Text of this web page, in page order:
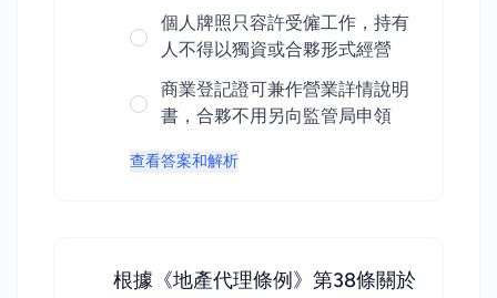
個人牌照只容許受僱工作，持有
人不得以獨資或合夥形式經營
商業登記證可兼作營業詳情說明
書，合夥不用另向監管局申領
查看答案和解析
根據《地產代理條例》第38條關於